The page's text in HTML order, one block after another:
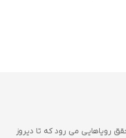
رویاهایی می رود که تا دیروز